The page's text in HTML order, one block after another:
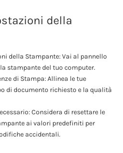
della
della Stampante: Vai al pannello
stampante del tuo computer.
di Stampa: Allinea le tue
di documento richiesto e la qualità
Considera di resettare le
ai valori predefiniti per
accidentali.